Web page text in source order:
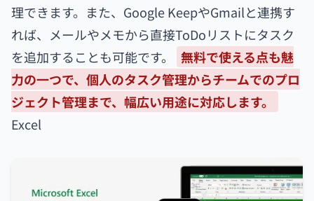
理できます。また、Google KeepやGmailと連携す
れば、メールやメモから直接ToDoリストにタスク
を追加することも可能です。
無料で使える点も魅
力の一つで、個人のタスク管理からチームでのプロ
ジェクト管理まで、幅広い用途に対応します。
Excel